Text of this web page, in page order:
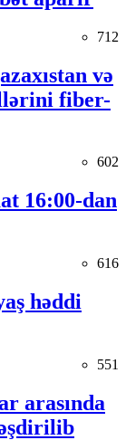
712
və
fiber-
602
16:00-dan
616
həddi
551
arasında